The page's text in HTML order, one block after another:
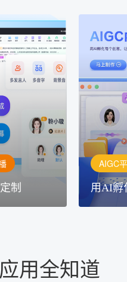
制
制
一个内容创
灵活定制
AIGC
用AI孵
AIGC平台
用AI孵
讯飞
作者都拥
作助手
用全知道